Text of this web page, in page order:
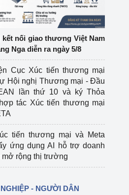
kết nối giao thương Việt Nam
Nga diễn ra ngày 5/8
Cục Xúc tiến thương mại
Hội nghị Thương mại - Đầu
lần thứ 10 và ký Thỏa
tác Xúc tiến thương mại
tiến thương mại và Meta
ứng dụng AI hỗ trợ doanh
mở rộng thị trường
- NGƯỜI DÂN